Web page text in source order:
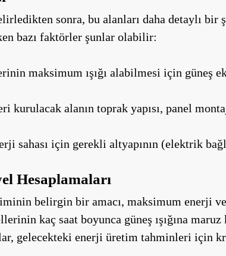
sonra, bu alanları daha detaylı
bazı faktörler şunlar olabilir:
maksimum ışığı alabilmesi için güneş
kurulacak alanın toprak yapısı, panel
sahası için gerekli altyapının (elektrik
Hesaplamaları
belirgin bir amacı, maksimum enerji
kaç saat boyunca güneş ışığına
gelecekteki enerji üretim tahminleri için